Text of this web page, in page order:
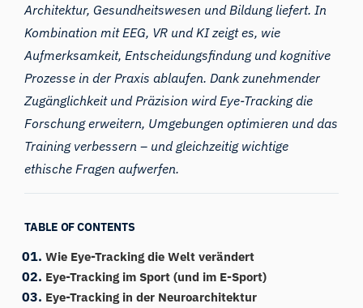
Architektur, Gesundheitswesen und Bildung liefert. In
Kombination mit EEG, VR und KI zeigt es, wie
Aufmerksamkeit, Entscheidungsfindung und kognitive
Prozesse in der Praxis ablaufen. Dank zunehmender
Zugänglichkeit und Präzision wird Eye-Tracking die
Forschung erweitern, Umgebungen optimieren und das
Training verbessern – und gleichzeitig wichtige
ethische Fragen aufwerfen.
TABLE OF CONTENTS
Wie Eye-Tracking die Welt verändert
Eye-Tracking im Sport (und im E-Sport)
Eye-Tracking in der Neuroarchitektur